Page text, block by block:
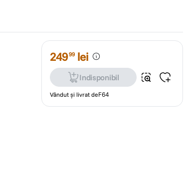
24999 lei
Indisponibil
Vândut și livrat deF64